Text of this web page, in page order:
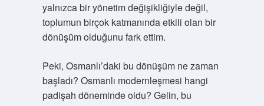
yalnızca bir yönetim değişikliğiyle değil,
toplumun birçok katmanında etkili olan bir
dönüşüm olduğunu fark ettim.
Peki, Osmanlı’daki bu dönüşüm ne zaman
başladı? Osmanlı modernleşmesi hangi
padişah döneminde oldu? Gelin, bu